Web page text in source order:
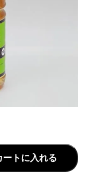
トに入れる